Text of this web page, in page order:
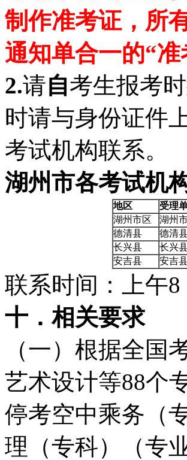
制作准考证，所
通知单合一的“
2.请自考生报考
时请与身份证件
考试机构联系。
湖州市各考试机
地区 受理
湖州市区
湖州
德清县
德清
长兴县
长兴
安吉县
安吉
联系时间：上午8
十．相关要求
（一）根据全国
艺术设计等88个
停考空中乘务（
理（专科）（专